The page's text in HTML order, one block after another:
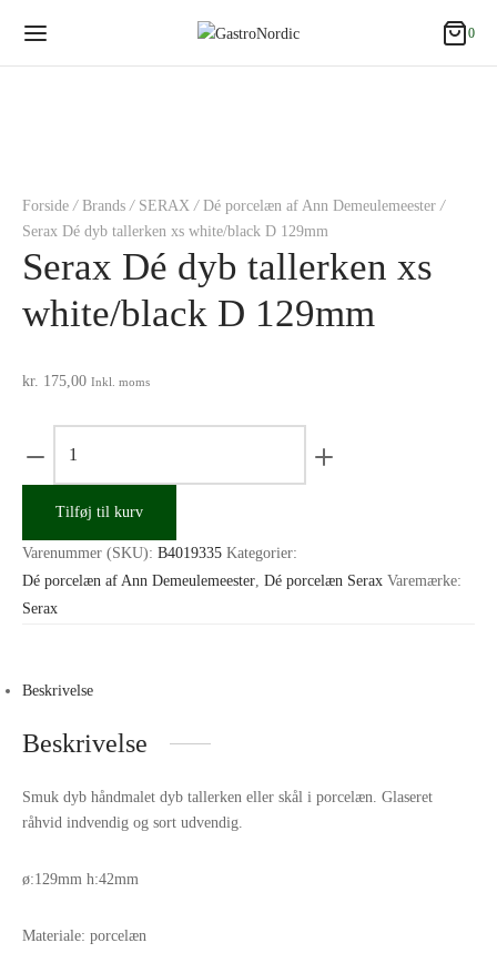
0
Forside / Brands / SERAX / Dé porcelæn af Ann Demeulemeester /
Serax Dé dyb tallerken xs white/black D 129mm
Serax Dé dyb tallerken xs
white/black D 129mm
kr. 175,00 Inkl. moms
dyb
tallerken
xs
white/black
D
129mm
Tilføj til kurv
Varenummer (SKU): B4019335 Kategorier:
Dé porcelæn af Ann Demeulemeester Dé porcelæn Serax Varemærke:
Serax
Beskrivelse
Beskrivelse
Smuk dyb håndmalet dyb tallerken eller skål i porcelæn. Glaseret
råhvid indvendig og sort udvendig.
ø:129mm h:42mm
Materiale: porcelæn
Cart
Continue Shopping